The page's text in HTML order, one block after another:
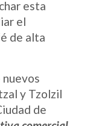
esta
el
de alta
nuevos
y Tzolzil
de